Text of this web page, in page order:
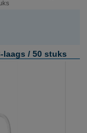
laags / 50 stuks